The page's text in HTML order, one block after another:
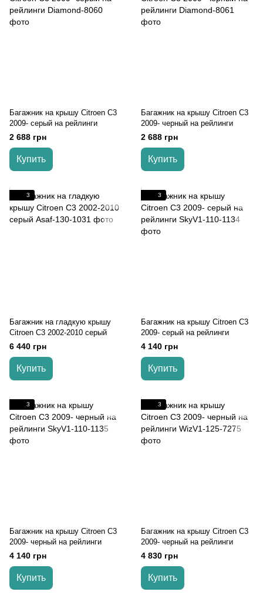
Багажник на крышу Citroen C3
2009- серый на рейлинги
2 688 грн
Купить
Багажник на крышу Citroen C3
2009- черный на рейлинги
2 688 грн
Купить
3
Багажник на гладкую крышу
Citroen C3 2002-2010 серый
6 440 грн
Купить
3
Багажник на крышу Citroen C3
2009- серый на рейлинги
4 140 грн
Купить
3
Багажник на крышу Citroen C3
2009- черный на рейлинги
4 140 грн
Купить
3
Багажник на крышу Citroen C3
2009- черный на рейлинги
4 830 грн
Купить